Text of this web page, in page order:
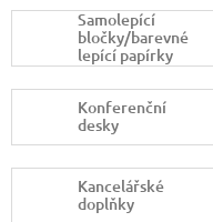
Samolepící
bločky/barevné
lepící papírky
Konferenční
desky
Kancelářské
doplňky